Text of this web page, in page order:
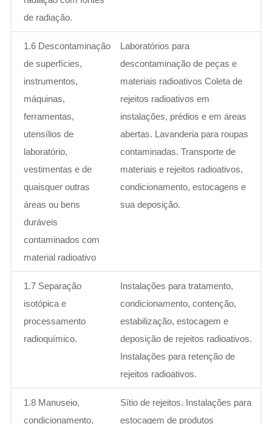
de radiação.
1.6 Descontaminação
de superfícies,
instrumentos,
máquinas,
ferramentas,
utensílios de
laboratório,
vestimentas e de
quaisquer outras
áreas ou bens
duráveis
contaminados com
material radioativo
Laboratórios para
descontaminação de peças e
materiais radioativos Coleta de
rejeitos radioativos em
instalações, prédios e em áreas
abertas. Lavanderia para roupas
contaminadas. Transporte de
materiais e rejeitos radioativos,
condicionamento, estocagens e
sua deposição.
1.7 Separação
isotópica e
processamento
radioquímico.
Instalações para tratamento,
condicionamento, contenção,
estabilização, estocagem e
deposição de rejeitos radioativos.
Instalações para retenção de
rejeitos radioativos.
1.8 Manuseio,
condicionamento,
Sítio de rejeitos. Instalações para
estocagem de produtos